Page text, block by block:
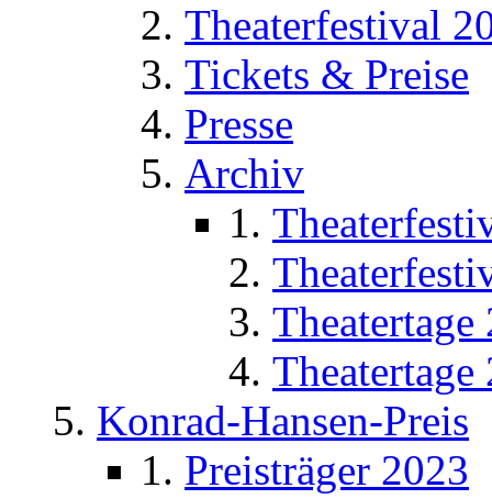
Theaterfestival
Tickets & Preise
Presse
Archiv
Theatertage
Theatertage
Konrad-Hansen-Preis
Preisträger 2023